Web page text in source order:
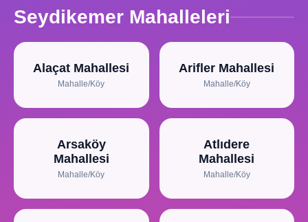
Seydikemer Mahalleleri
Alaçat Mahallesi
Mahalle/Köy
Arifler Mahallesi
Mahalle/Köy
Arsaköy
Mahallesi
Mahalle/Köy
Atlıdere
Mahallesi
Mahalle/Köy